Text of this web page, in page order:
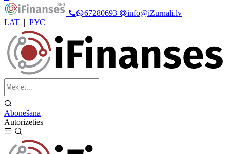
67280693
info@iZurnali.lv
LAT | РУС
Abonēšana
Autorizēties